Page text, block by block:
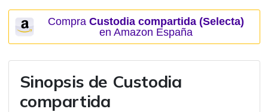
Compra Custodia compartida (Selecta)
en Amazon España
Sinopsis de Custodia
compartida